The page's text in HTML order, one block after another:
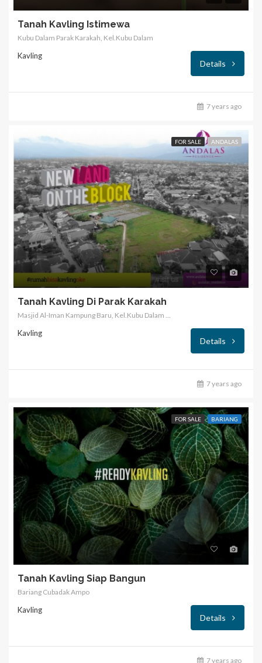
Tanah Kavling Istimewa
Kubu Dalam Parak Karakah, Kel.Kubu Dalam
Kavling
Details
7 years ago
FOR SALE ANDALAS
Tanah Kavling Di Parak Karakah
Kavling
Details
7 years ago
FOR SALE BARIANG
Tanah Kavling Siap Bangun
Bariang Cubadak Ampo
Kavling
Details
7 years ago